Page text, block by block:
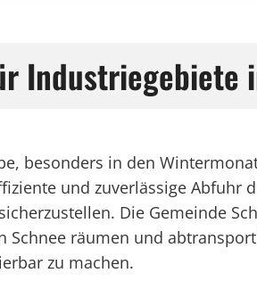
Industriegebiete
besonders in den
und zuverlässige Abfuhr
Die Gemeinde
räumen und
zu machen.